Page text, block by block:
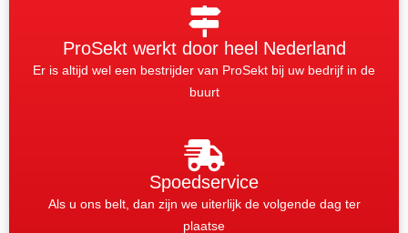
ProSekt werkt door heel Nederland
Er is altijd wel een bestrijder van ProSekt bij uw bedrijf in de
buurt
Spoedservice
Als u ons belt, dan zijn we uiterlijk de volgende dag ter
plaatse